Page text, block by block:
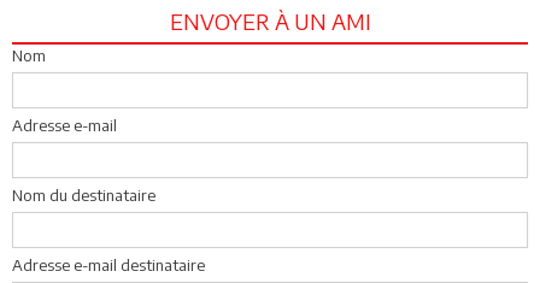
ENVOYER À UN AMI
Nom
Adresse e-mail
Nom du destinataire
Adresse e-mail destinataire